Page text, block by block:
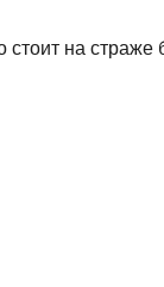
стоит на